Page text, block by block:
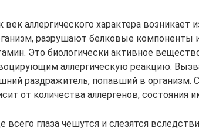
век аллергического характера возникает
разрушают белковые
Это биологически активное
аллергическую реакцию.
раздражитель, попавший в организм.
от количества аллергенов,
всего глаза чешутся и слезятся